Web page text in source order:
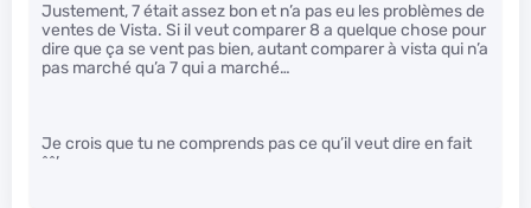
Justement, 7 était assez bon et n’a pas eu les problèmes de
ventes de Vista. Si il veut comparer 8 a quelque chose pour
dire que ça se vent pas bien, autant comparer à vista qui n’a
pas marché qu’a 7 qui a marché…
Je crois que tu ne comprends pas ce qu’il veut dire en fait
^^’